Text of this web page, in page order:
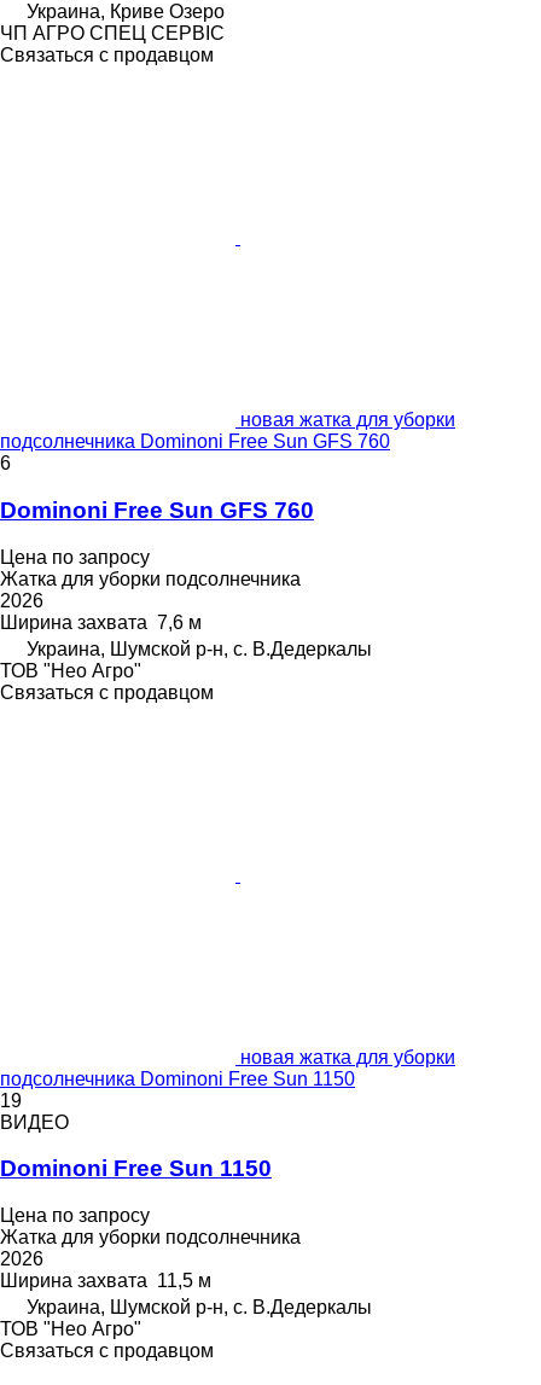
Украина, Криве Озеро
ЧП АГРО СПЕЦ СЕРВІС
Связаться с продавцом
новая жатка для уборки
подсолнечника Dominoni Free Sun GFS 760
6
Dominoni Free Sun GFS 760
Цена по запросу
Жатка для уборки подсолнечника
2026
Ширина захвата 7,6 м
Украина, Шумской р-н, с. В.Дедеркалы
ТОВ "Нео Агро"
Связаться с продавцом
новая жатка для уборки
подсолнечника Dominoni Free Sun 1150
19
ВИДЕО
Dominoni Free Sun 1150
Цена по запросу
Жатка для уборки подсолнечника
2026
Ширина захвата 11,5 м
Украина, Шумской р-н, с. В.Дедеркалы
ТОВ "Нео Агро"
Связаться с продавцом